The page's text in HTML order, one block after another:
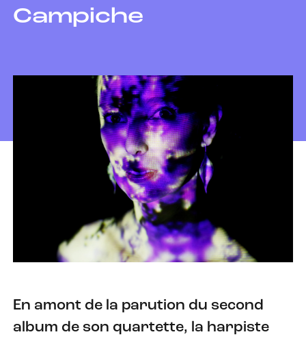
Campiche
En amont de la parution du second
album de son quartette, la harpiste